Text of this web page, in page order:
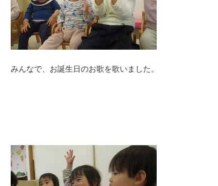
みんなで、お誕生日のお歌を歌いました。